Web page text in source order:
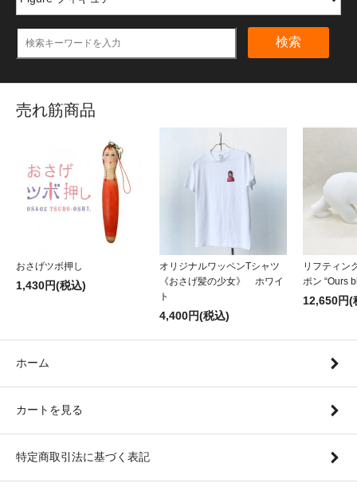
検索
売れ筋商品
おさげツボ押し
1,430円(税込)
オリジナルワッペンTシャツ
《おさげ髪の少女》 ホワイ
ト
4,400円(税込)
リフティ
ポン “Ours
12,650円(
ホーム
カートを見る
特定商取引法に基づく表記